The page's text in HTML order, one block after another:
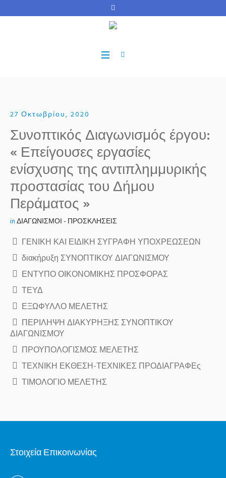
27 Οκτωβρίου, 2020
Συνοπτικός Διαγωνισμός έργου:
« Επείγουσες εργασίες
ενίσχυσης της αντιπλημμυρικής
προστασίας του Δήμου
Περάματος »
inΔΙΑΓΩΝΙΣΜΟΙ - ΠΡΟΣΚΛΗΣΕΙΣ
ΓΕΝΙΚΗ ΚΑΙ ΕΙΔΙΚΗ ΣΥΓΡΑΦΗ ΥΠΟΧΡΕΩΣΕΩΝ
διακήρυξη ΣΥΝΟΠΤΙΚΟΥ ΔΙΑΓΩΝΙΣΜΟΥ
ΕΝΤΥΠΟ ΟΙΚΟΝΟΜΙΚΗΣ ΠΡΟΣΦΟΡΑΣ
ΤΕΥΔ
ΕΞΩΦΥΛΛΟ ΜΕΛΕΤΗΣ
ΠΕΡΙΛΗΨΗ ΔΙΑΚΥΡΗΞΗΣ ΣΥΝΟΠΤΙΚΟΥ
ΔΙΑΓΩΝΙΣΜΟΥ
ΠΡΟΥΠΟΛΟΓΙΣΜΟΣ ΜΕΛΕΤΗΣ
ΤΕΧΝΙΚΗ ΕΚΘΕΣΗ-ΤΕΧΝΙΚΕΣ ΠΡΟΔΙΑΓΡΑΦΕς
ΤΙΜΟΛΟΓΙΟ ΜΕΛΕΤΗΣ
Στοιχεία Επικοινωνίας